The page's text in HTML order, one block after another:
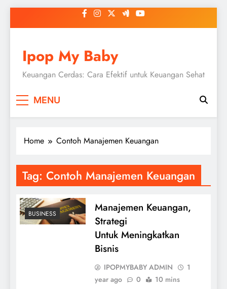
to
Ipop My Baby
Keuangan Cerdas: Cara Efektif untuk Keuangan Sehat
MENU
Home Contoh Manajemen Keuangan
Tag: Contoh Manajemen Keuangan
BUSINESS
Manajemen Keuangan,
Strategi
Untuk Meningkatkan
Bisnis
IPOPMYBABY ADMIN
1
year ago
0 10 mins